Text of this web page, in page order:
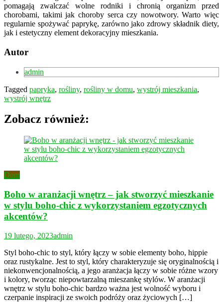
pomagają zwalczać wolne rodniki i chronią organizm przed
chorobami, takimi jak choroby serca czy nowotwory. Warto więc
regularnie spożywać paprykę, zarówno jako zdrowy składnik diety,
jak i estetyczny element dekoracyjny mieszkania.
Autor
admin
Tagged papryka, rośliny, rośliny w domu, wystrój mieszkania,
wystrój wnętrz
Zobacz również:
Dom
Boho w aranżacji wnętrz – jak stworzyć mieszkanie
w stylu boho-chic z wykorzystaniem egzotycznych
akcentów?
19 lutego, 2023admin
Styl boho-chic to styl, który łączy w sobie elementy boho, hippie
oraz rustykalne. Jest to styl, który charakteryzuje się oryginalnością i
niekonwencjonalnością, a jego aranżacja łączy w sobie różne wzory
i kolory, tworząc niepowtarzalną mieszankę stylów. W aranżacji
wnętrz w stylu boho-chic bardzo ważna jest wolność wyboru i
czerpanie inspiracji ze swoich podróży oraz życiowych […]